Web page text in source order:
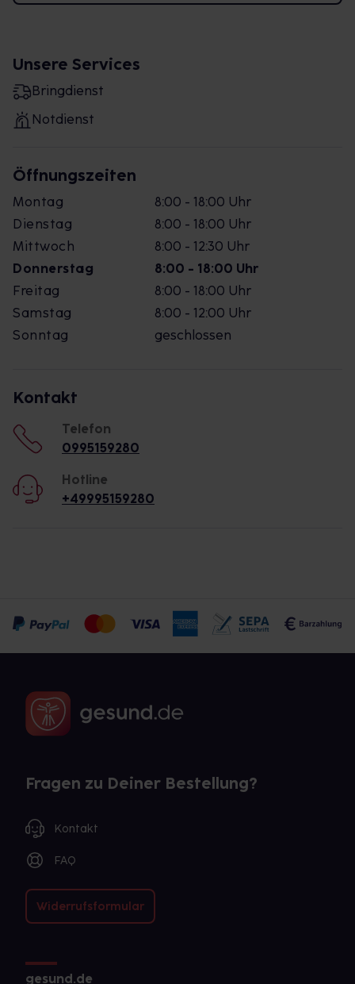
Unsere Services
Bringdienst
Notdienst
Öffnungszeiten
Montag
8:00 - 18:00 Uhr
Dienstag
8:00 - 18:00 Uhr
Mittwoch
8:00 - 12:30 Uhr
Donnerstag
8:00 - 18:00 Uhr
Freitag
8:00 - 18:00 Uhr
Samstag
8:00 - 12:00 Uhr
Sonntag
geschlossen
Kontakt
Telefon
0995159280
Hotline
+49995159280
Fragen zu Deiner Bestellung?
Kontakt
FAQ
Widerrufsformular
gesund.de